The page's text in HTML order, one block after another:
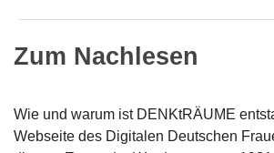
Zum Nachlesen
Wie und warum ist DENKtRÄUME
Webseite des Digitalen Deutschen